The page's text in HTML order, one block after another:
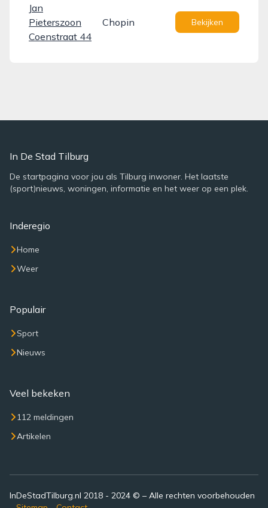
Jan
Pieterszoon
Coenstraat 44
Chopin Bekijken
In De Stad Tilburg
De startpagina voor jou als Tilburg inwoner. Het laatste
(sport)nieuws, woningen, informatie en het weer op een plek.
Inderegio
Home
Weer
Populair
Sport
Nieuws
Veel bekeken
112 meldingen
Artikelen
InDeStadTilburg.nl 2018 - 2024 © – Alle rechten voorbehouden